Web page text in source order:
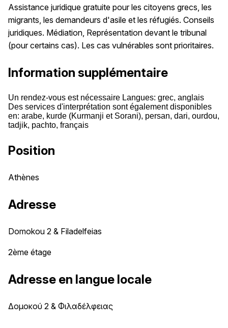
Assistance juridique gratuite pour les citoyens grecs, les
migrants, les demandeurs d'asile et les réfugiés. Conseils
juridiques. Médiation, Représentation devant le tribunal
(pour certains cas). Les cas vulnérables sont prioritaires.
Information supplémentaire
Un rendez-vous est nécessaire Langues: grec, anglais
Des services d'interprétation sont également disponibles
en: arabe, kurde (Kurmanji et Sorani), persan, dari, ourdou,
tadjik, pachto, français
Position
Athènes
Adresse
Domokou 2 & Filadelfeias
2ème étage
Adresse en langue locale
Δομοκού 2 & Φιλαδέλφειας